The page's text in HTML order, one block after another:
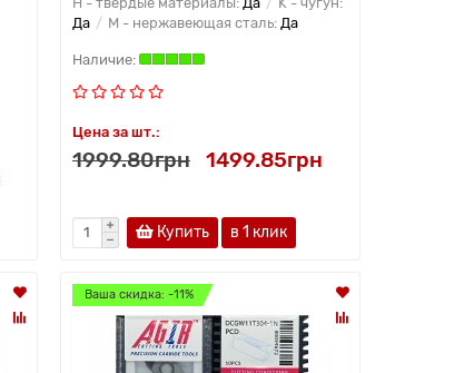
Да
M - нержавеющая сталь: Да
Цена за шт.:
1999.80грн 1499.85грн
Купить в 1 клик
Ваша скидка: -11%